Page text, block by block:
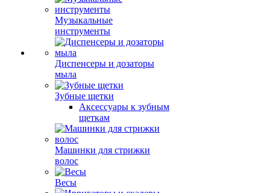
Музыкальные
инструменты
Диспенсеры и дозаторы
мыла
Зубные щетки
Аксессуары к зубным
щеткам
Машинки для стрижки
волос
Весы